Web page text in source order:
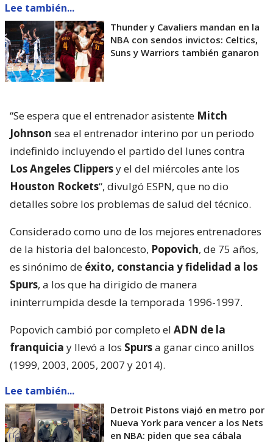
Lee también...
Thunder y Cavaliers mandan en la
NBA con sendos invictos: Celtics,
Suns y Warriors también ganaron
“Se espera que el entrenador asistente Mitch
Johnson sea el entrenador interino por un periodo
indefinido incluyendo el partido del lunes contra
Los Angeles Clippersy el del miércoles ante los
Houston Rockets“, divulgó ESPN, que no dio
detalles sobre los problemas de salud del técnico.
Considerado como uno de los mejores entrenadores
de la historia del baloncesto, Popovich, de 75 años,
es sinónimo de éxito, constancia y fidelidad a los
Spurs, a los que ha dirigido de manera
ininterrumpida desde la temporada 1996-1997.
Popovich cambió por completo el ADN de la
franquicia y llevó a los Spursa ganar cinco anillos
(1999, 2003, 2005, 2007 y 2014).
Lee también...
Detroit Pistons viajó en metro por
Nueva York para vencer a los Nets
en NBA: piden que sea cábala